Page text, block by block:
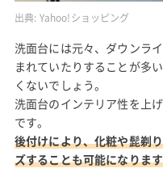
出典: Yahoo!ショッピング
洗面台には元々、ダウンラ
まれていたりすることが多
くないでしょう。
洗面台のインテリア性を上
です。
後付けにより、化粧や髭剃
ズすることも可能になりま